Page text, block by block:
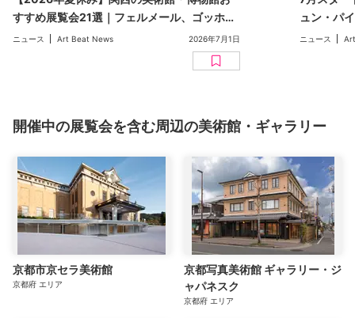
すすめ展覧会21選｜フェルメール、ゴッホか
ら、坂本龍一、ジブリまで
ニュース Art Beat News 2026年7月1日
ュン・パ
など【
ニュース
開催中の展覧会を含む周辺の美術館・ギャラリー
京都市京セラ美術館
京都府 エリア
京都写真美術館 ギャラリー・ジ
ャパネスク
京都府 エリア